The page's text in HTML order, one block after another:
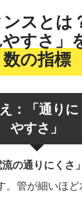
スとは
すさ」
数の指標
：「通りに
やすさ」
流の通りにくさ」
。管が細いほど